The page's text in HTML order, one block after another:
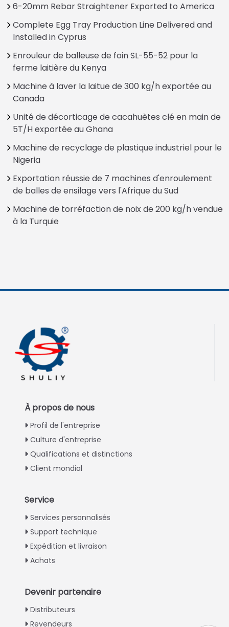
6-20mm Rebar Straightener Exported to America
Complete Egg Tray Production Line Delivered and
Installed in Cyprus
Enrouleur de balleuse de foin SL-55-52 pour la
ferme laitière du Kenya
Machine à laver la laitue de 300 kg/h exportée au
Canada
Unité de décorticage de cacahuètes clé en main de
5T/H exportée au Ghana
Machine de recyclage de plastique industriel pour le
Nigeria
Exportation réussie de 7 machines d'enroulement
de balles de ensilage vers l'Afrique du Sud
Machine de torréfaction de noix de 200 kg/h vendue
à la Turquie
À propos de nous
Profil de l'entreprise
Culture d'entreprise
Qualifications et distinctions
Client mondial
Service
Services personnalisés
Support technique
Expédition et livraison
Achats
Devenir partenaire
Distributeurs
Revendeurs
Urdu
Greek
Italian